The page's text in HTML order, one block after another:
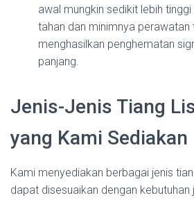
awal mungkin sedikit lebih
tahan dan minimnya perawatan
menghasilkan penghematan
panjang.
Jenis-Jenis Tiang
yang Kami Sediakan
Kami menyediakan berbagai jenis
dapat disesuaikan dengan kebutuhan